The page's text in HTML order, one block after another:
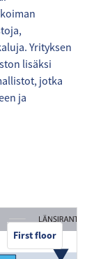
Yrityksen
lisäksi
jotka
ja
First floor